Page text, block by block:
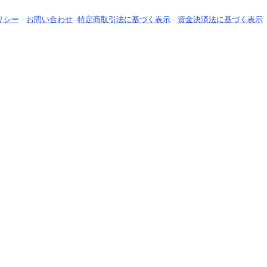
シー - お問い合わせ- 特定商取引法に基づく表示 - 資金決済法に基づく表示 -